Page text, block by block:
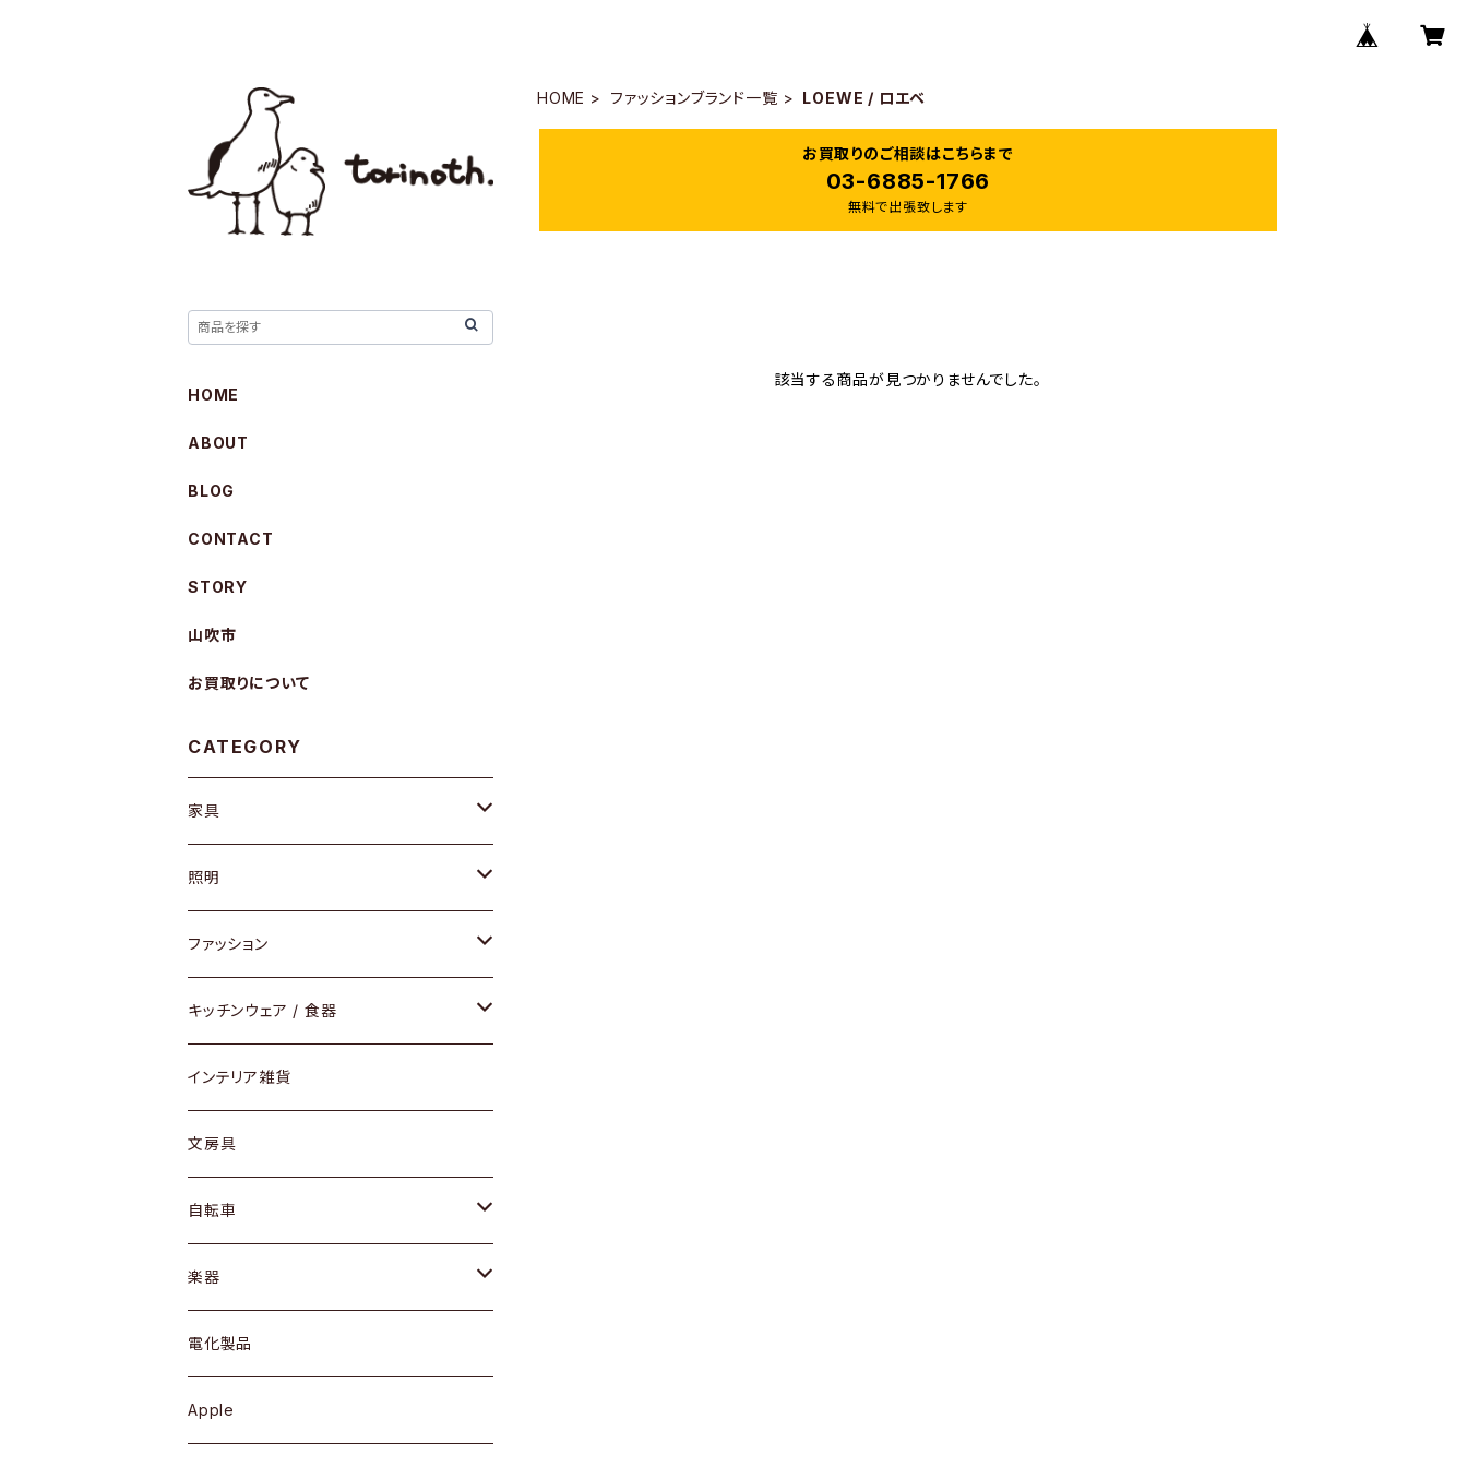
HOME ファッションブランド一覧 LOEWE / ロエベ
お買取りのご相談はこちらまで
03-6885-1766
無料で出張致します
該当する商品が見つかりませんでした。
HOME
ABOUT
BLOG
CONTACT
STORY
山吹市
お買取りについて
CATEGORY
家具
ソファ / ベンチ
チェア / スツール
ダイニングセット / ダイニングテーブル
ローテーブル / サイドテーブル
デスク / コンソール
ドレッサー
シェルフ
キュリオケース / 飾り棚
カップボード / 食器棚
照明
ペンダントライト
テーブルランプ / デスクスタンド
フロアライト
ファッション
アクセサリー
リング
ピアス / イヤリング
財布
バッグ
アウター
トップス
ワンピース
ボトムス
キッチンウェア / 食器
グラス / タンブラー
カップ / マグ
プレート / ボウル
カトラリー
ケトル / ティーポット
鍋 / フライパン
インテリア雑貨
文房具
自転車
dahon
楽器
ギター
ベース
電化製品
Apple